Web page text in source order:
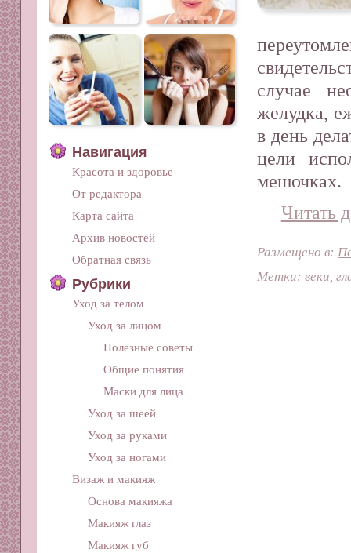
случае
желудка,
в день
цели
мешочках.
Читать
Размещено в:
Метки: веки,
Навигация
Красота и здоровье
От редактора
Карта сайта
Архив новостей
Обратная связь
Рубрики
Уход за телом
Уход за лицом
Полезные советы
Общие понятия
Маски для лица
Уход за шеей
Уход за руками
Уход за ногами
Визаж и макияж
Основа макияжа
Макияж глаз
Макияж губ